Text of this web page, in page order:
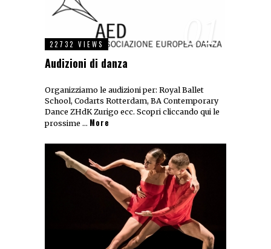
01
22732 VIEWS
Audizioni di danza
Organizziamo le audizioni per: Royal Ballet
School, Codarts Rotterdam, BA Contemporary
Dance ZHdK Zurigo ecc. Scopri cliccando qui le
prossime … More